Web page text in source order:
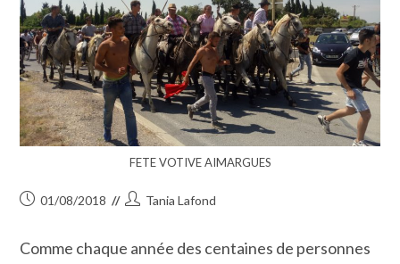
FETE VOTIVE AIMARGUES
Publication
01/08/2018
Auteur/autrice
publication :
Tania Lafond
Comme chaque année des centaines de personnes